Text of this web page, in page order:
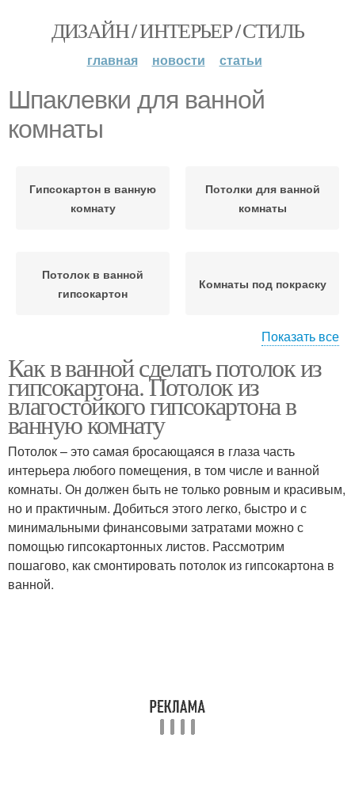
ДИЗАЙН / ИНТЕРЬЕР / СТИЛЬ
главная новости статьи
Шпаклевки для ванной
комнаты
Гипсокартон в ванную
комнату
Потолки для ванной
комнаты
Потолок в ванной
гипсокартон
Комнаты под покраску
Потолок в ванной
комнате
Показать все
Как в ванной сделать потолок из
гипсокартона. Потолок из
влагостойкого гипсокартона в
ванную комнату
Потолок – это самая бросающаяся в глаза часть
интерьера любого помещения, в том числе и ванной
комнаты. Он должен быть не только ровным и красивым,
но и практичным. Добиться этого легко, быстро и с
минимальными финансовыми затратами можно с
помощью гипсокартонных листов. Рассмотрим
пошагово, как смонтировать потолок из гипсокартона в
ванной.